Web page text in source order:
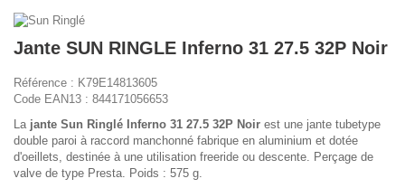
Jante SUN RINGLE Inferno 31 27.5 32P Noir
Référence : K79E14813605
Code EAN13 : 844171056653
La jante Sun Ringlé Inferno 31 27.5 32P Noir est une jante tubetype
double paroi à raccord manchonné fabrique en aluminium et dotée
d'oeillets, destinée à une utilisation freeride ou descente. Perçage de
valve de type Presta. Poids : 575 g.